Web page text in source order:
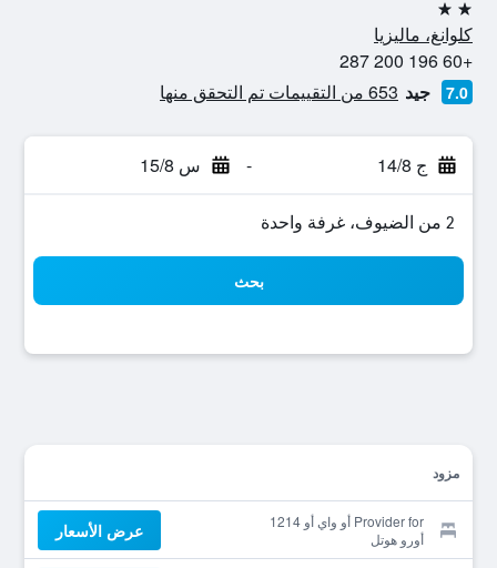
2 نجمتين
كلوانغ، ماليزيا
+60 196 200 287
7.0 جيد 653 من التقييمات تم التحقق منها
ج 14/8 - س 15/8
2 من الضيوف، غرفة واحدة
بحث
مزود
Provider for أو واي أو 1214
أورو هوتل
عرض الأسعار